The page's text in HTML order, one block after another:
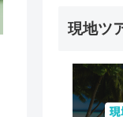
現地ツ